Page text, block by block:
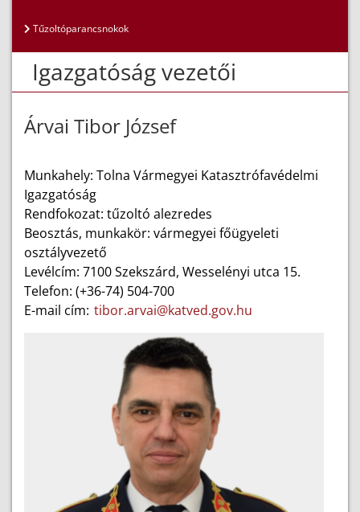
Tűzoltóparancsnokok
Igazgatóság vezetői
Árvai Tibor József
Munkahely: Tolna Vármegyei Katasztrófavédelmi
Igazgatóság
Rendfokozat: tűzoltó alezredes
Beosztás, munkakör: vármegyei főügyeleti
osztályvezető
Levélcím: 7100 Szekszárd, Wesselényi utca 15.
Telefon: (+36-74) 504-700
E-mail cím: tibor.arvai@katved.gov.hu